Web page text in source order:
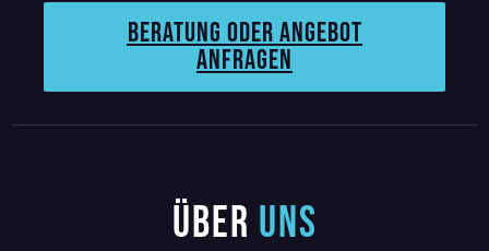
Beratung oder angebot
anfragen
Über uns